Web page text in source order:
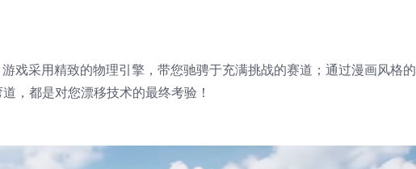
戏采用精致的物理引擎，带您驰骋于充满挑战的赛道；通过漫画风格的
，都是对您漂移技术的最终考验！